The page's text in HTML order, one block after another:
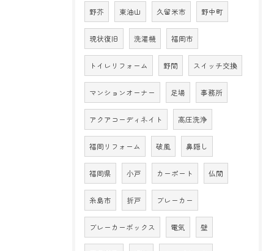
野芥 東油山 久留米市 野中町
現状復旧 洗濯機 福岡市
トイレリフォーム 野間 スイッチ交換
マンションオーナー 足場 事務所
アクアコーディネイト 高圧洗浄
福岡リフォーム 破風 鼻隠し
福岡県 小戸 カーポート 仏間
糸島市 折戸 ブレーカー
ブレーカーボックス 電気 壁